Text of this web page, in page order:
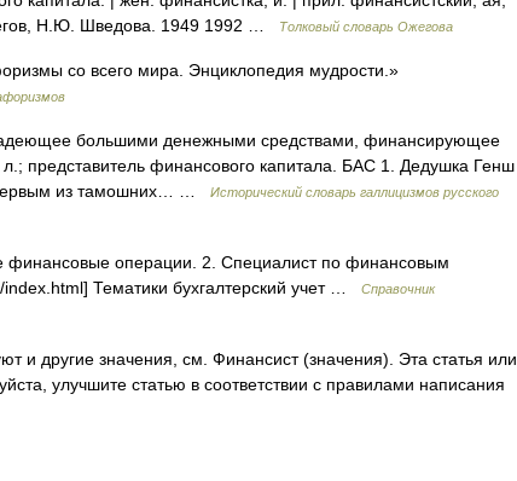
Н.Ю. Шведова. 1949 1992 …
Толковый словарь Ожегова
со всего мира. Энциклопедия мудрости.»
большими денежными средствами, финансирующее
представитель финансового капитала. БАС 1. Дедушка Генш
из тамошних… …
Исторический словарь галлицизмов русского
операции. 2. Специалист по финансовым
Тематики бухгалтерский учет …
Справочник
и другие значения, см. Финансист (значения). Эта статья или
улучшите статью в соответствии с правилами написания